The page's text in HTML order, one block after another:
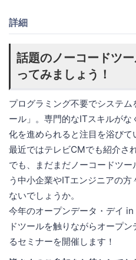
詳細
話題のノーコードツ
ってみましょう！
プログラミング不要でシステ
ール」。専門的なITスキルが
化を進められると注目を浴びて
最近ではテレビCMでも紹介さ
でも、まだまだノーコードツ
う中小企業やITエンジニアの
ないでしょうか。
今年のオープンデータ・デイ
ドツールを触りながらオープ
るセミナーを開催します！